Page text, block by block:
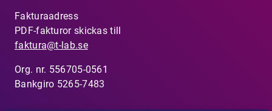
Fakturaadress
PDF-fakturor skickas till
faktura@t-lab.se
Org. nr. 556705-0561
Bankgiro 5265-7483